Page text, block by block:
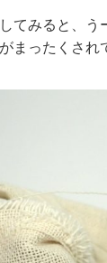
てみると、う
まったくされ